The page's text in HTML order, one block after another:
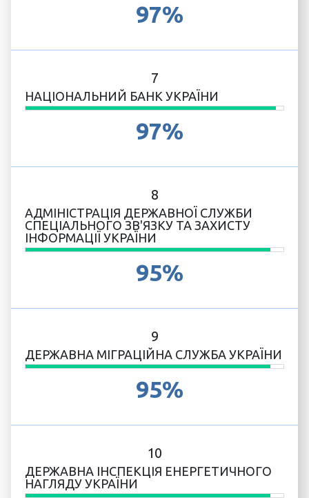
97%
7
НАЦІОНАЛЬНИЙ БАНК УКРАЇНИ
97%
8
АДМІНІСТРАЦІЯ ДЕРЖАВНОЇ СЛУЖБИ
СПЕЦІАЛЬНОГО ЗВ'ЯЗКУ ТА ЗАХИСТУ
ІНФОРМАЦІЇ УКРАЇНИ
95%
9
ДЕРЖАВНА МІГРАЦІЙНА СЛУЖБА УКРАЇНИ
95%
10
ДЕРЖАВНА ІНСПЕКЦІЯ ЕНЕРГЕТИЧНОГО
НАГЛЯДУ УКРАЇНИ